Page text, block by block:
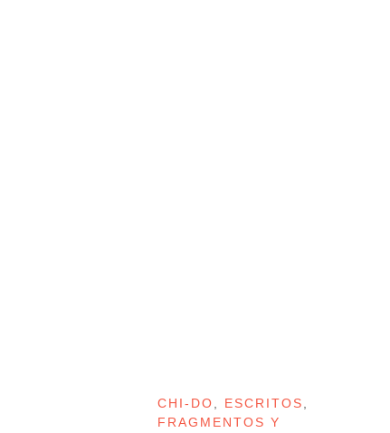
CHI-DO ESCRITOS
FRAGMENTOS Y